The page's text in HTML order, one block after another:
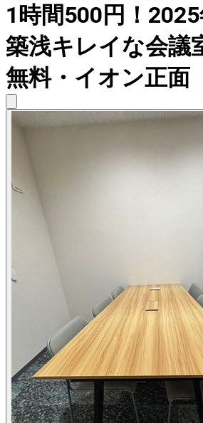
1時間500円！
築浅キレイな会議
無料・イオン正面